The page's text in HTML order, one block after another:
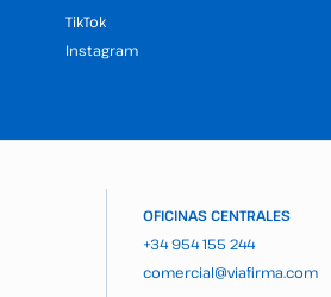
TikTok
Instagram
OFICINAS CENTRALES
+34 954 155 244
comercial@viafirma.com